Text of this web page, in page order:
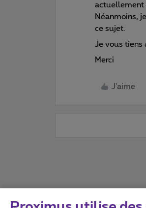
actuellement
Néanmoins,
ce sujet.
Je vous tiens
Merci
J'aime